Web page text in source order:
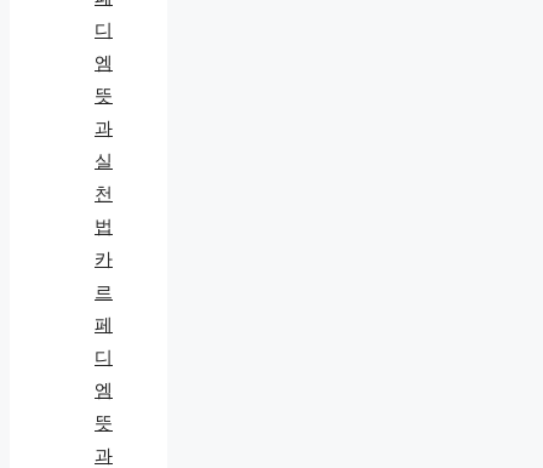
카
르
페
디
엠
뜻
과